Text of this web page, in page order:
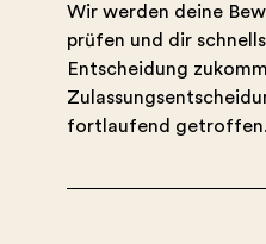
Wir werden deine
prüfen und dir
Entscheidung
fortlaufend getroffen.